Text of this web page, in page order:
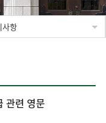
사항
관련 영문